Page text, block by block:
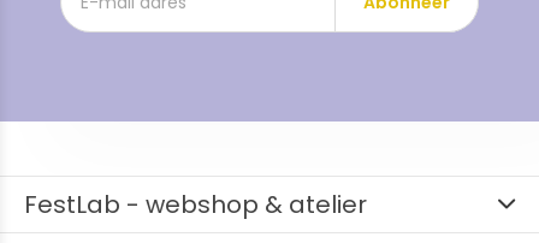
FestLab - webshop & atelier